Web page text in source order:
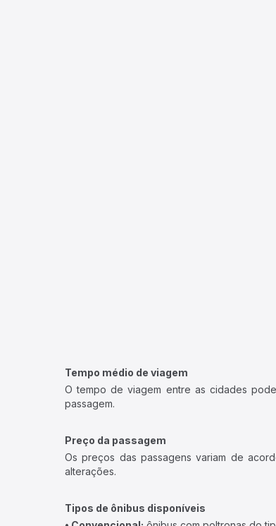
Tempo médio de viagem
O tempo de viagem entre as cidades
passagem.
Preço da passagem
Os preços das passagens variam de
alterações.
Tipos de ônibus disponíveis